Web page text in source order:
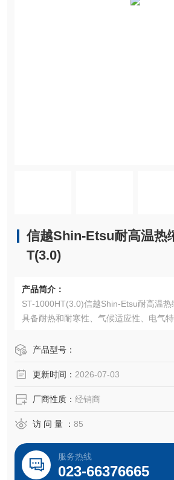
信越Shin-Etsu耐高温热
T(3.0)
产品简介：
ST-1000HT(3.0)信越Shin-Etsu耐高温热
具备耐热和耐寒性、气候适应性、电气
产品型号：
更新时间： 2026-07-03
厂商性质： 经销商
访 问 量 ： 85
服务热线
023-66376665